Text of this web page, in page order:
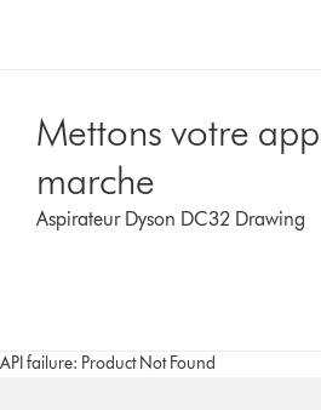
Mettons votre
marche
Aspirateur Dyson DC32 Drawing
API failure: Product Not Found